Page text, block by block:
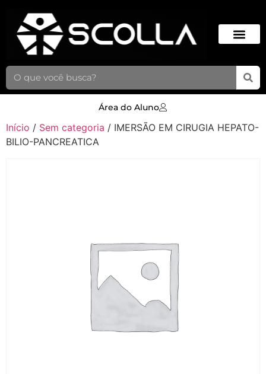
Área do Aluno
Início / Sem categoria / IMERSÃO EM CIRUGIA HEPATO-
BILIO-PANCREATICA